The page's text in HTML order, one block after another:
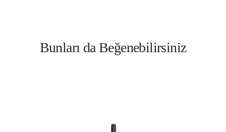
Bunları da Beğenebilirsiniz